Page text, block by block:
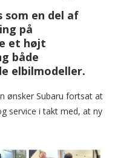
som en del af
på
et højt
både
elbilmodeller.
ønsker Subaru fortsat at
service i takt med, at ny